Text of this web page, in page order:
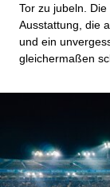
Tor zu jubeln.
Ausstattung, die
und ein
gleichermaßen